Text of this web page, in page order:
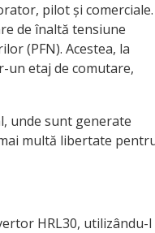
pilot și comerciale.
de înaltă tensiune
(PFN). Acestea, la
un etaj de comutare,
unde sunt generate
multă libertate
HRL30, utilizându-l